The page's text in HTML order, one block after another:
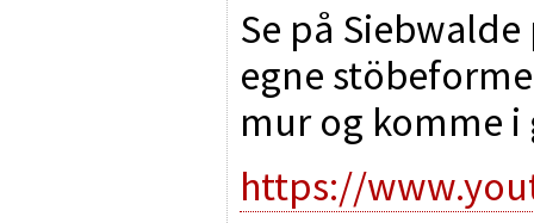
Se på
egne
mur og komme i
https://